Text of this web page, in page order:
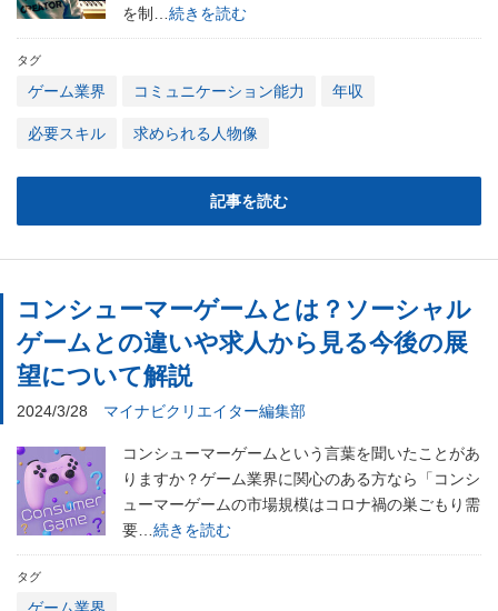
を制… 続きを読む
タグ
ゲーム業界 コミュニケーション能力 年収
必要スキル 求められる人物像
記事を読む
コンシューマーゲームとは？ソーシャル
ゲームとの違いや求人から見る今後の展
望について解説
2024/3/28 マイナビクリエイター編集部
コンシューマーゲームという言葉を聞いたことがあ
りますか？ゲーム業界に関心のある方なら「コンシ
ューマーゲームの市場規模はコロナ禍の巣ごもり需
要… 続きを読む
タグ